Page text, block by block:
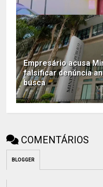
Empresário acusa
falsificar denúncia
busca
COMENTÁRIOS
BLOGGER